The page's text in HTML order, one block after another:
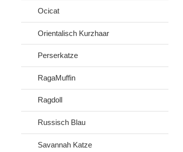
Ocicat
Orientalisch Kurzhaar
Perserkatze
RagaMuffin
Ragdoll
Russisch Blau
Savannah Katze